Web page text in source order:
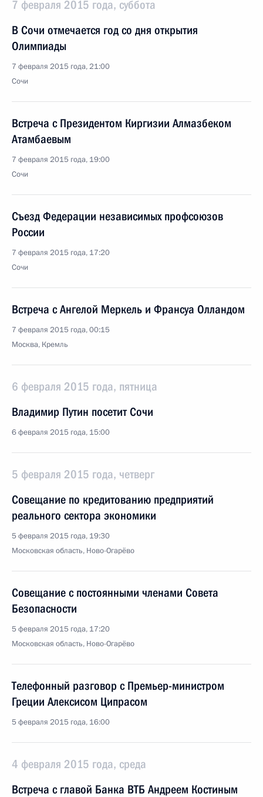
7 февраля 2015 года, суббота
В Сочи отмечается год со дня открытия
Олимпиады
7 февраля 2015 года, 21:00
Сочи
Встреча с Президентом Киргизии Алмазбеком
Атамбаевым
7 февраля 2015 года, 19:00
Сочи
Съезд Федерации независимых профсоюзов
России
7 февраля 2015 года, 17:20
Сочи
Встреча с Ангелой Меркель и Франсуа Олландом
7 февраля 2015 года, 00:15
Москва, Кремль
6 февраля 2015 года, пятница
Владимир Путин посетит Сочи
6 февраля 2015 года, 15:00
5 февраля 2015 года, четверг
Совещание по кредитованию предприятий
реального сектора экономики
5 февраля 2015 года, 19:30
Московская область, Ново-Огарёво
Совещание с постоянными членами Совета
Безопасности
5 февраля 2015 года, 17:20
Московская область, Ново-Огарёво
Телефонный разговор с Премьер-министром
Греции Алексисом Ципрасом
5 февраля 2015 года, 16:00
4 февраля 2015 года, среда
Встреча с главой Банка ВТБ Андреем Костиным